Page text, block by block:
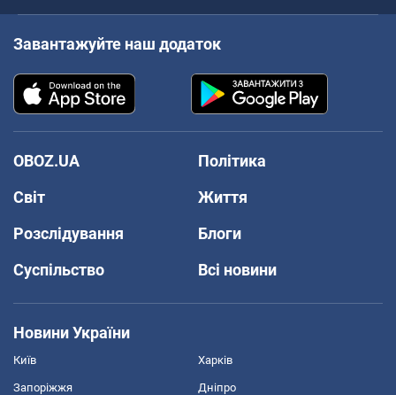
Завантажуйте наш додаток
OBOZ.UA
Політика
Світ
Життя
Розслідування
Блоги
Суспільство
Всі новини
Новини України
Київ Харків
Запоріжжя Дніпро